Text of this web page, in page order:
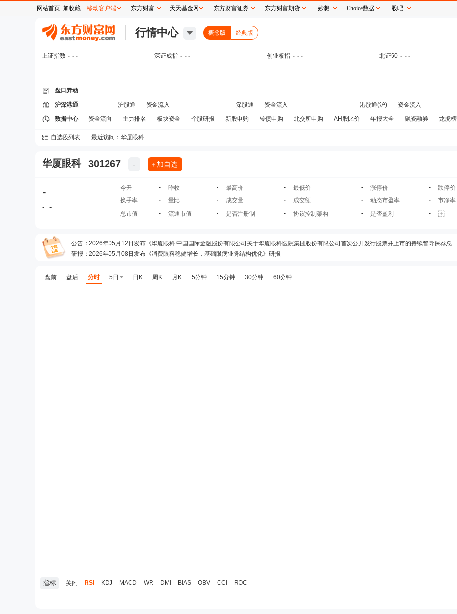
行情中心 概念版 经典版
上证指数 - - - 深证成指 - - - 创业板指 - - - 北证50 - - -
盘口异动
沪深港通 沪股通 - 资金流入 - 深股通 - 资金流入 - 港股通(沪) - 资金流入 -
数据中心 资金流向 主力排名 板块资金 个股研报 新股申购 转债申购 北交所申购 AH股比价 年报大全 融资融券 龙虎榜
自选股列表 最近访问： 华厦眼科
华厦眼科 301267 - ＋加自选
-
- -
今开 - 昨收 - 最高价 - 最低价 - 涨停价 - 跌停价
换手率
- 量比 - 成交量 - 成交额 - 动态市盈率 - 市净率
总市值
- 流通市值 - 是否注册制 - 协议控制架构 - 是否盈利 -
公告 ： 2026年05月12日发布《华厦眼科:中国国际金融股份有限公司关于华厦眼科医院集团股份有限公司首次公开发行股票并上市的持续督导保荐总结报告书》
研报 ： 2026年05月08日发布《消费眼科稳健增长，基础眼病业务结构优化》研报
分红
2026年06月26日公布2025年年报分红，股权登记日：2026年07月02日；除权除息日：2026年07月03日；分配方案：10派1.70元(含税,扣税后1.53元)[正式]
：2026年06月26日发布《华厦眼科:2025年年度权益分派实施公告》
盘前 盘后 分时 5日 日K 周K 月K 5分钟 15分钟 30分钟 60分钟
指标 关闭 RSI KDJ MACD WR DMI BIAS OBV CCI ROC
网站首页 加收藏 移动客户端 东方财富 天天基金网 东方财富证券 东方财富期货 妙想 Choice数据 股吧